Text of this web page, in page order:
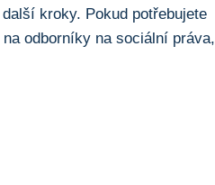
kroky. Pokud potřebujete
odborníky na sociální práva,